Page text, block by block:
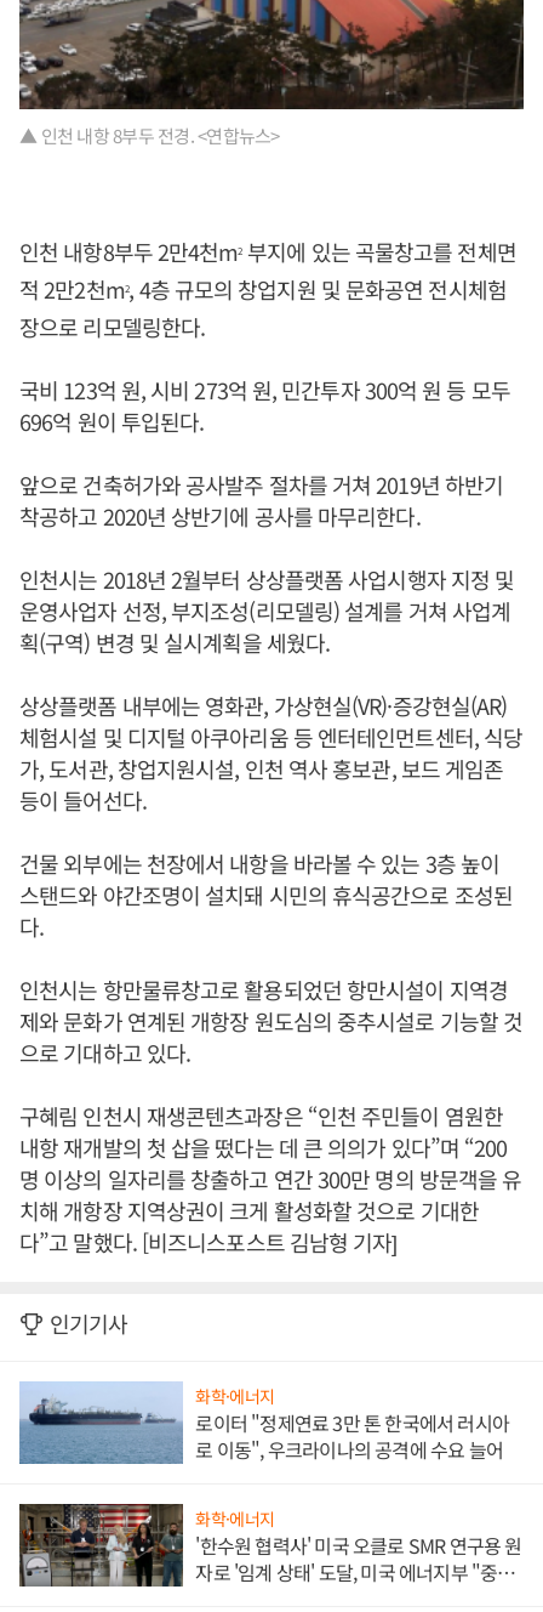
▲ 인천 내항 8부두 전경. <연합뉴스>
인천 내항8부두 2만4천m2 부지에 있는 곡물창고를 전체면
적 2만2천m2, 4층 규모의 창업지원 및 문화공연 전시체험
장으로 리모델링한다.
국비 123억 원, 시비 273억 원, 민간투자 300억 원 등 모두
696억 원이 투입된다.
앞으로 건축허가와 공사발주 절차를 거쳐 2019년 하반기
착공하고 2020년 상반기에 공사를 마무리한다.
인천시는 2018년 2월부터 상상플랫폼 사업시행자 지정 및
운영사업자 선정, 부지조성(리모델링) 설계를 거쳐 사업계
획(구역) 변경 및 실시계획을 세웠다.
상상플랫폼 내부에는 영화관, 가상현실(VR)·증강현실(AR)
체험시설 및 디지털 아쿠아리움 등 엔터테인먼트센터, 식당
가, 도서관, 창업지원시설, 인천 역사 홍보관, 보드 게임존
등이 들어선다.
건물 외부에는 천장에서 내항을 바라볼 수 있는 3층 높이
스탠드와 야간조명이 설치돼 시민의 휴식공간으로 조성된
다.
인천시는 항만물류창고로 활용되었던 항만시설이 지역경
제와 문화가 연계된 개항장 원도심의 중추시설로 기능할 것
으로 기대하고 있다.
구혜림 인천시 재생콘텐츠과장은 “인천 주민들이 염원한
내항 재개발의 첫 삽을 떴다는 데 큰 의의가 있다”며 “200
명 이상의 일자리를 창출하고 연간 300만 명의 방문객을 유
치해 개항장 지역상권이 크게 활성화할 것으로 기대한
다”고 말했다. [비즈니스포스트 김남형 기자]
인기기사
화학·에너지
로이터 "정제연료 3만 톤 한국에서 러시아
로 이동", 우크라이나의 공격에 수요 늘어
화학·에너지
'한수원 협력사' 미국 오클로 SMR 연구용 원
자로 '임계 상태' 도달, 미국 에너지부 "중요